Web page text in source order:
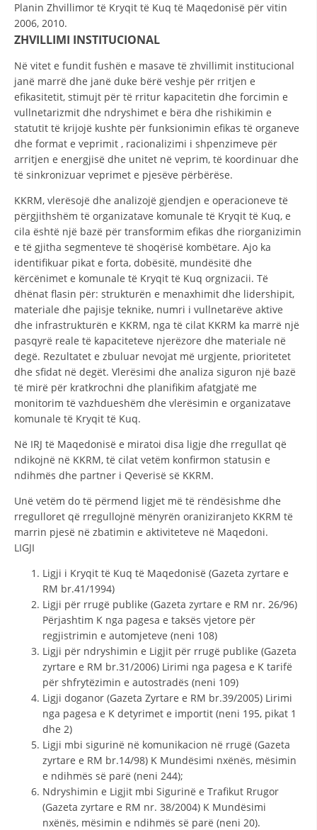
MARRDHËNJE ME PUBLIKUN
HULUMTIMI I OPINIONIT PUBLIK
BASHKËPUNIM NDËRKOMBËTAR
MARRËVESHJE
PROJEKTE
SHËRBIMI PËR KËRKIM
VEPRIMTARI SHËNDETËSORE PREVENTIVE
NDIHMA E PARË
MENAXHIM ME VULLNETARË
KUSH JEMI NE
VEPRIMTARI
DORACAKË
STRATEGJI
MATERIAL EDUKATIVO INFORMATIV
BROCHURES
PRESENTATIONS
Planin Zhvillimor të Kryqit të Kuq të Maqedonisë për vitin
2006, 2010.
ZHVILLIMI INSTITUCIONAL
Në vitet e fundit fushën e masave të zhvillimit institucional
janë marrë dhe janë duke bërë veshje për rritjen e
efikasitetit, stimujt për të rritur kapacitetin dhe forcimin e
vullnetarizmit dhe ndryshimet e bëra dhe rishikimin e
statutit të krijojë kushte për funksionimin efikas të organeve
dhe format e veprimit , racionalizimi i shpenzimeve për
arritjen e energjisë dhe unitet në veprim, të koordinuar dhe
të sinkronizuar veprimet e pjesëve përbërëse.
KKRM, vlerësojë dhe analizojë gjendjen e operacioneve të
përgjithshëm të organizatave komunale të Kryqit të Kuq, e
cila është një bazë për transformim efikas dhe riorganizimin
e të gjitha segmenteve të shoqërisë kombëtare. Ajo ka
identifikuar pikat e forta, dobësitë, mundësitë dhe
kërcënimet e komunale të Kryqit të Kuq orgnizacii. Të
dhënat flasin për: strukturën e menaxhimit dhe lidershipit,
materiale dhe pajisje teknike, numri i vullnetarëve aktive
dhe infrastrukturën e KKRM, nga të cilat KKRM ka marrë një
pasqyrë reale të kapaciteteve njerëzore dhe materiale në
degë. Rezultatet e zbuluar nevojat më urgjente, prioritetet
dhe sfidat në degët. Vlerësimi dhe analiza siguron një bazë
të mirë për kratkrochni dhe planifikim afatgjatë me
monitorim të vazhdueshëm dhe vlerësimin e organizatave
komunale të Kryqit të Kuq.
Në IRJ të Maqedonisë e miratoi disa ligje dhe rregullat që
ndikojnë në KKRM, të cilat vetëm konfirmon statusin e
ndihmës dhe partner i Qeverisë së KKRM.
Unë vetëm do të përmend ligjet më të rëndësishme dhe
rregulloret që rregullojnë mënyrën oraniziranjeto KKRM të
marrin pjesë në zbatimin e aktiviteteve në Maqedoni.
LIGJI
Ligji i Kryqit të Kuq të Maqedonisë (Gazeta zyrtare e
RM br.41/1994)
Ligji për rrugë publike (Gazeta zyrtare e RM nr. 26/96)
Përjashtim K nga pagesa e taksës vjetore për
regjistrimin e automjeteve (neni 108)
Ligji për ndryshimin e Ligjit për rrugë publike (Gazeta
zyrtare e RM br.31/2006) Lirimi nga pagesa e K tarifë
për shfrytëzimin e autostradës (neni 109)
Ligji doganor (Gazeta Zyrtare e RM br.39/2005) Lirimi
nga pagesa e K detyrimet e importit (neni 195, pikat 1
dhe 2)
Ligji mbi sigurinë në komunikacion në rrugë (Gazeta
zyrtare e RM br.14/98) K Mundësimi nxënës, mësimin
e ndihmës së parë (neni 244);
Ndryshimin e Ligjit mbi Sigurinë e Trafikut Rrugor
(Gazeta zyrtare e RM nr. 38/2004) K Mundësimi
nxënës, mësimin e ndihmës së parë (neni 20).